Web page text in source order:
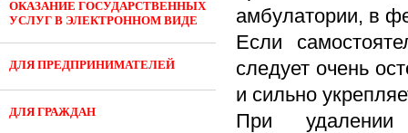
ОКАЗАНИЕ ГОСУДАРСТВЕННЫХ
УСЛУГ В ЭЛЕКТРОННОМ ВИДЕ
ДЛЯ ПРЕДПРИНИМАТЕЛЕЙ
ДЛЯ ГРАЖДАН
амбулатории, в
Если
следует очень
и сильно
При